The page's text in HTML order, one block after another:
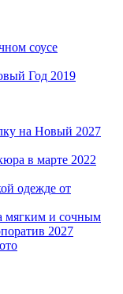
соусе
Год 2019
на Новый 2027
в марте 2022
одежде от
мягким и сочным
2027